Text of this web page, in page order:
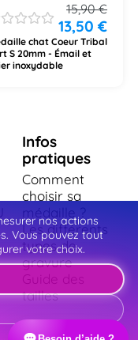
15,90€
13,50€
chat Coeur Tribal
S 20mm - Émail et
inoxydable
Infos
pratiques
Comment
choisir sa
médaille ?
Les différents
types de
gravure
Guide des
tailles
nos actions
Vous pouvez tout
votre choix.